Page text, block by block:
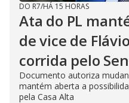
DO R7/HÁ 15 HORAS
Ata do PL
de vice de
corrida pelo
Documento autoriza
mantém aberta a
pela Casa Alta